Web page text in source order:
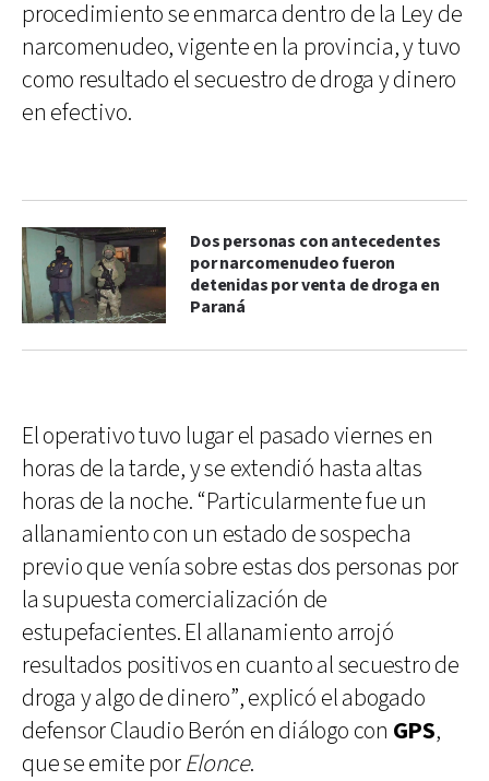
procedimiento se enmarca dentro de la Ley de
narcomenudeo, vigente en la provincia, y tuvo
como resultado el secuestro de droga y dinero
en efectivo.
Dos personas con antecedentes
por narcomenudeo fueron
detenidas por venta de droga en
Paraná
El operativo tuvo lugar el pasado viernes en
horas de la tarde, y se extendió hasta altas
horas de la noche. “Particularmente fue un
allanamiento con un estado de sospecha
previo que venía sobre estas dos personas por
la supuesta comercialización de
estupefacientes. El allanamiento arrojó
resultados positivos en cuanto al secuestro de
droga y algo de dinero”, explicó el abogado
defensor Claudio Berón en diálogo con GPS,
que se emite porElonce.